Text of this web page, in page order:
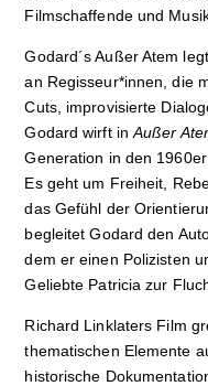
Filmschaffende und
Godard´s Außer Atem
an Regisseur*innen, die
Cuts, improvisierte
Godard wirft inAußer
Generation in den
Es geht um Freiheit,
das Gefühl der
begleitet Godard den
dem er einen Polizisten
Geliebte Patricia zur
Richard Linklaters Film
thematischen Elemente
historische